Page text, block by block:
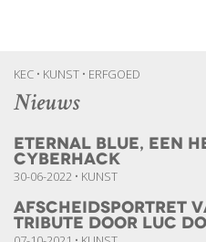
KEC • KUNST • ERFGOED
Nieuws
Eternal Blue, een
cyberhack
30-06-2022 • KUNST
Afscheidsportret
Tribute door Luc